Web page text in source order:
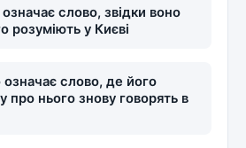
слово, звідки воно
розуміють у Києві
слово, де його
про нього знову говорять в